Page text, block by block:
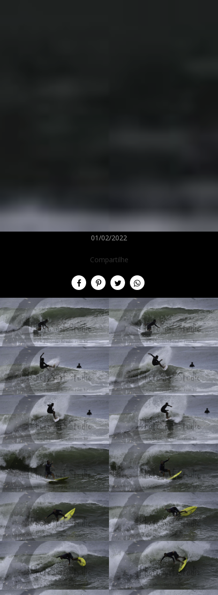
01/02/2022
Compartilhe